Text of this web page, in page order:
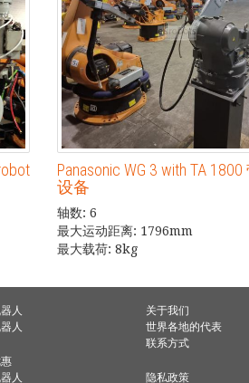
Panasonic WG 3 with TA
设备
轴数: 6
最大运动距离: 1796mm
最大载荷: 8kg
人
人
人
关于我们
世界各地的代表
联系方式
隐私政策